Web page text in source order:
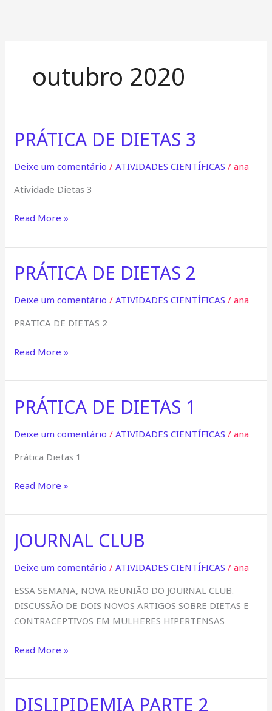
outubro 2020
PRÁTICA DE DIETAS 3
Deixe um comentário /ATIVIDADES CIENTÍFICAS /ana
Atividade Dietas 3
PRÁTICA
DE
DIETAS
Read More »
PRÁTICA DE DIETAS 2
Deixe um comentário /ATIVIDADES CIENTÍFICAS /ana
PRATICA DE DIETAS 2
PRÁTICA
DE
DIETAS
Read More »
PRÁTICA DE DIETAS 1
Deixe um comentário /ATIVIDADES CIENTÍFICAS /ana
Prática Dietas 1
PRÁTICA
DE
DIETAS
Read More »
JOURNAL CLUB
Deixe um comentário /ATIVIDADES CIENTÍFICAS /ana
ESSA SEMANA, NOVA REUNIÃO DO JOURNAL CLUB.
DISCUSSÃO DE DOIS NOVOS ARTIGOS SOBRE DIETAS E
CONTRACEPTIVOS EM MULHERES HIPERTENSAS
JOURNAL
CLUB
Read More »
DISLIPIDEMIA PARTE 2
DISLIPIDEMIA